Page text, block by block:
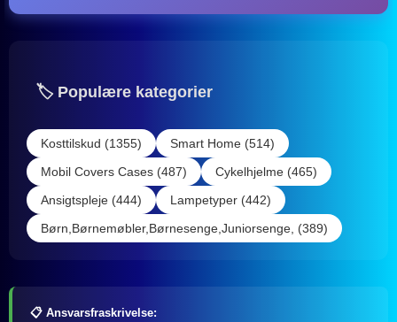
🏷️ Populære kategorier
Kosttilskud (1355)
Smart Home (514)
Mobil Covers Cases (487)
Cykelhjelme (465)
Ansigtspleje (444)
Lampetyper (442)
Børn,Børnemøbler,Børnesenge,Juniorsenge, (389)
📋 Ansvarsfraskrivelse: